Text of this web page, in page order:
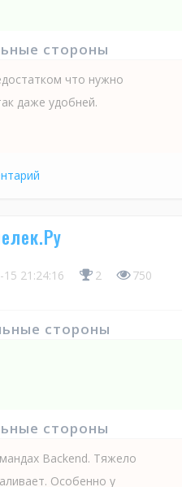
стороны
что нужно
даже удобней.
21:24:16 2 750
стороны
стороны
Baсkend. Тяжело
Особенно у